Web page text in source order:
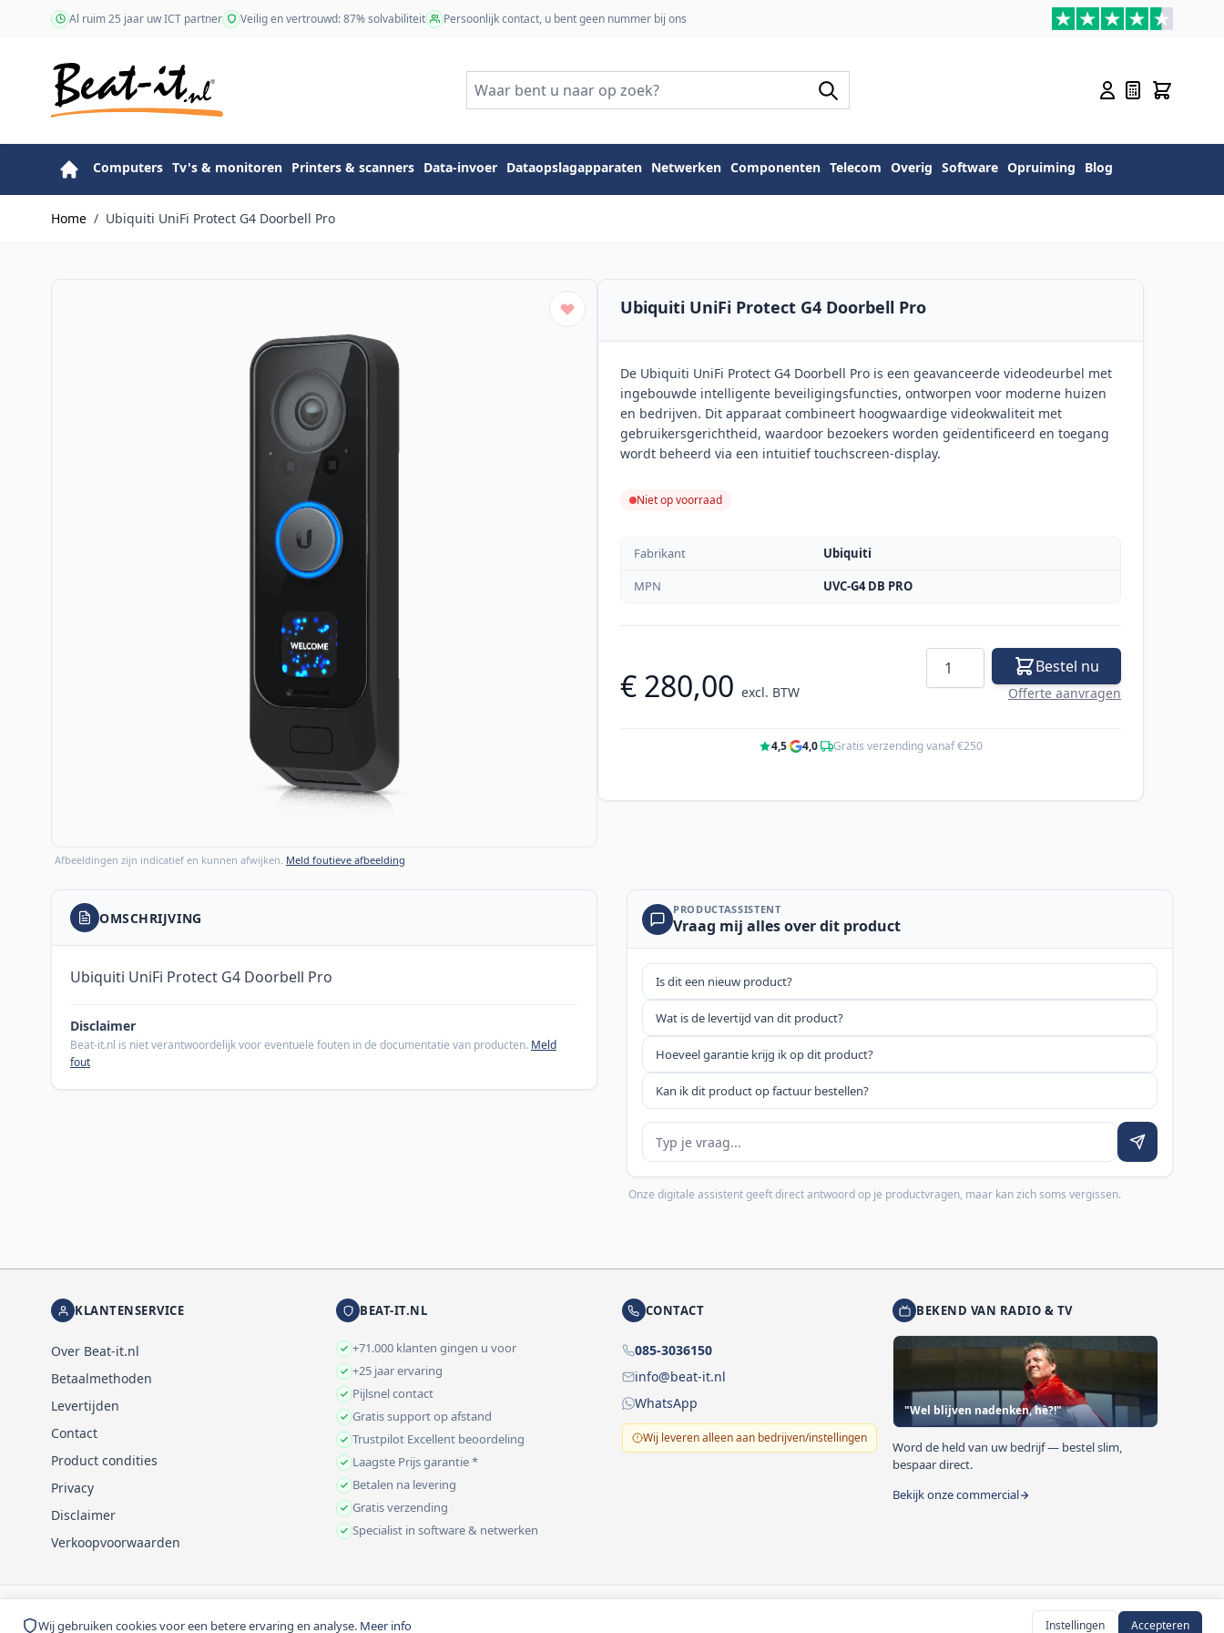
Wij gebruiken cookies voor een betere ervaring en analyse. Meer info Instellingen Accepteren
Ga naar de inhoudAl ruim 25 jaar uw ICT partner Veilig en vertrouwd: 87% solvabiliteit Persoonlijk contact, u bent geen nummer bij ons
Computers Tv's & monitoren Printers & scanners Data-invoer Dataopslagapparaten Netwerken Componenten Telecom Overig Software Opruiming Blog
Home / Ubiquiti UniFi Protect G4 Doorbell Pro
Afbeeldingen zijn indicatief en kunnen afwijken. Meld foutieve afbeelding
Ubiquiti UniFi Protect G4 Doorbell Pro
De Ubiquiti UniFi Protect G4 Doorbell Pro is een geavanceerde videodeurbel met
ingebouwde intelligente beveiligingsfuncties, ontworpen voor moderne huizen
en bedrijven. Dit apparaat combineert hoogwaardige videokwaliteit met
gebruikersgerichtheid, waardoor bezoekers worden geïdentificeerd en toegang
wordt beheerd via een intuitief touchscreen-display.
Niet op voorraad
Fabrikant
Ubiquiti
MPN
UVC-G4 DB PRO
€ 280,00 excl. BTW
Aantal Bestel nu
Offerte aanvragen
4,5· 4,0· Gratis verzending vanaf €250
OMSCHRIJVING
Ubiquiti UniFi Protect G4 Doorbell Pro
Disclaimer
Beat-it.nl is niet verantwoordelijk voor eventuele fouten in de documentatie van producten. Meld
fout
PRODUCTASSISTENT
Vraag mij alles over dit product
Is dit een nieuw product?
Wat is de levertijd van dit product?
Hoeveel garantie krijg ik op dit product?
Kan ik dit product op factuur bestellen?
Je vraag
Onze digitale assistent geeft direct antwoord op je productvragen, maar kan zich soms vergissen.
KLANTENSERVICE
Over Beat-it.nl
Betaalmethoden
Levertijden
Contact
Product condities
Privacy
Disclaimer
Verkoopvoorwaarden
BEAT-IT.NL
+71.000 klanten gingen u voor
+25 jaar ervaring
Pijlsnel contact
Gratis support op afstand
Trustpilot Excellent beoordeling
Laagste Prijs garantie *
Betalen na levering
Gratis verzending
Specialist in software & netwerken
CONTACT
085-3036150
info@beat-it.nl
WhatsApp
Wij leveren alleen aan bedrijven/instellingen
BEKEND VAN RADIO & TV
"Wel blijven nadenken, hè?!"
Word de held van uw bedrijf — bestel slim,
bespaar direct.
Bekijk onze commercial
© 1999-2026 Beat-it.nl. Vermelde prijzen zijn excl. BTW tenzij anders vermeld.